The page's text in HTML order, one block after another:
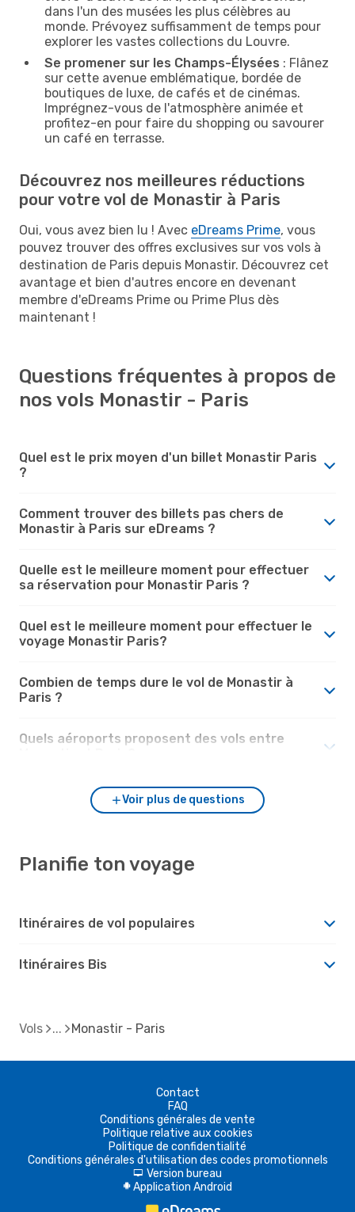
dans l'un des musées les plus célèbres au
monde. Prévoyez suffisamment de temps pour
explorer les vastes collections du Louvre.
Se promener sur les Champs-Élysées : Flânez
sur cette avenue emblématique, bordée de
boutiques de luxe, de cafés et de cinémas.
Imprégnez-vous de l'atmosphère animée et
profitez-en pour faire du shopping ou savourer
un café en terrasse.
Découvrez nos meilleures réductions
pour votre vol de Monastir à Paris
Oui, vous avez bien lu ! Avec eDreams Prime, vous
pouvez trouver des offres exclusives sur vos vols à
destination de Paris depuis Monastir. Découvrez cet
avantage et bien d'autres encore en devenant
membre d'eDreams Prime ou Prime Plus dès
maintenant !
Questions fréquentes à propos de
nos vols Monastir - Paris
Quel est le prix moyen d'un billet Monastir Paris
?
Comment trouver des billets pas chers de
Monastir à Paris sur eDreams ?
Quelle est le meilleure moment pour effectuer
sa réservation pour Monastir Paris ?
Quel est le meilleure moment pour effectuer le
voyage Monastir Paris?
Combien de temps dure le vol de Monastir à
Paris ?
Quels aéroports proposent des vols entre
Voir plus de questions
Planifie ton voyage
Itinéraires de vol populaires
Itinéraires Bis
Vols Monastir - Paris
Contact
FAQ
Conditions générales de vente
Politique relative aux cookies
Politique de confidentialité
Conditions générales d'utilisation des codes promotionnels
d Version bureau
A Application Android